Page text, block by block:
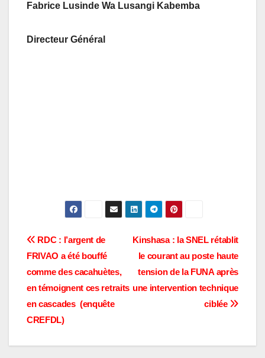
Fabrice Lusinde Wa Lusangi Kabemba
Directeur Général
Navigation
de
l’article
Kinshasa : la SNEL rétablit
le courant au poste haute
tension de la FUNA après
une intervention technique
ciblée
RDC : l’argent de
FRIVAO a été bouffé
comme des cacahuètes,
en témoignent ces retraits
en cascades (enquête
CREFDL)